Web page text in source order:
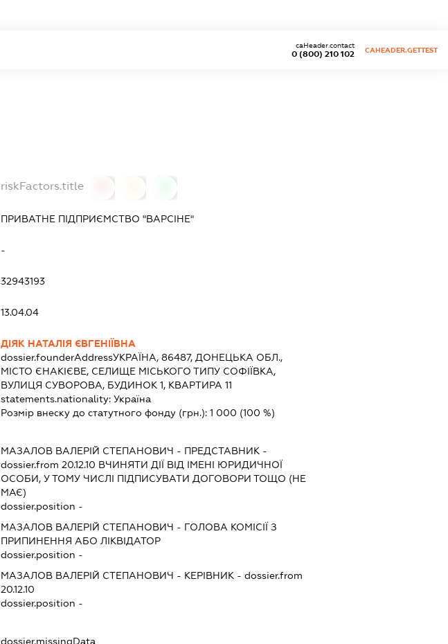
0 (800) 210 102
caHeader.contact
CAHEADER.GETTEST
riskFactors.title
ПРИВАТНЕ ПІДПРИЄМСТВО "ВАРСІНЕ"
-
32943193
13.04.04
ДІЯК НАТАЛІЯ ЄВГЕНІЇВНА
dossier.founderAddressУКРАЇНА, 86487, ДОНЕЦЬКА ОБЛ.,
МІСТО ЄНАКІЄВЕ, СЕЛИЩЕ МІСЬКОГО ТИПУ СОФІЇВКА,
ВУЛИЦЯ СУВОРОВА, БУДИНОК 1, КВАРТИРА 11
statements.nationality: Україна
Розмір внеску до статутного фонду (грн.): 1 000 (100 %)
МАЗАЛОВ ВАЛЕРІЙ СТЕПАНОВИЧ - ПРЕДСТАВНИК -
dossier.from 20.12.10 ВЧИНЯТИ ДІЇ ВІД ІМЕНІ ЮРИДИЧНОЇ
ОСОБИ, У ТОМУ ЧИСЛІ ПІДПИСУВАТИ ДОГОВОРИ ТОЩО (НЕ
МАЄ)
dossier.position -
МАЗАЛОВ ВАЛЕРІЙ СТЕПАНОВИЧ - ГОЛОВА КОМІСІЇ З
ПРИПИНЕННЯ АБО ЛІКВІДАТОР
dossier.position -
МАЗАЛОВ ВАЛЕРІЙ СТЕПАНОВИЧ - КЕРІВНИК - dossier.from
20.12.10
dossier.position -
dossier.missingData